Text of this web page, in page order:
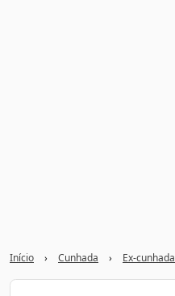
Início › Cunhada › Ex-cunhada